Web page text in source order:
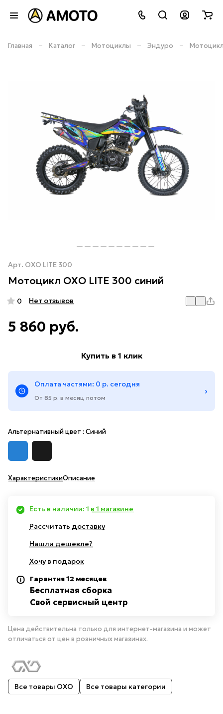
Главная – Каталог – Мотоциклы – Эндуро –
Арт. OXO LITE 300
Мотоцикл OXO LITE 300 синий
0 Нет отзывов
5 860 руб.
Купить в 1 клик
Оплата частями: 0 р. сегодня
От 85 р. в месяц потом
›
Альтернативный цвет : Синий
ХарактеристикиОписание
Есть в наличии: 1 в 1 магазине
Рассчитать доставку
Нашли дешевле?
Хочу в подарок
Гарантия 12 месяцев
Бесплатная сборка
Свой сервисный центр
Цена действительна только для интернет-магазина и может
отличаться от цен в розничных магазинах.
Все товары OXO Все товары категории